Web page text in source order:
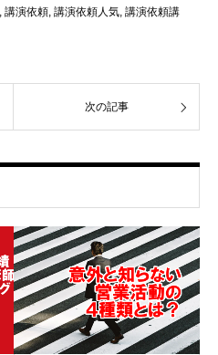
講演依頼 講演依頼人気 講演依頼講
次の記事